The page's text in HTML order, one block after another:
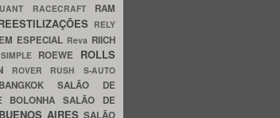
RACECRAFT RAM
RELY
ESPECIAL Reva RIICH
ROEWE ROLLS
ROVER RUSH S-AUTO
SALÃO DE
BOLONHASALÃO DE
AIRES SALÃO